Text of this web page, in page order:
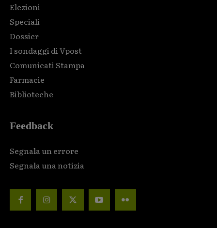
Elezioni
Speciali
Dossier
I sondaggi di Vpost
Comunicati Stampa
Farmacie
Biblioteche
Feedback
Segnala un errore
Segnala una notizia